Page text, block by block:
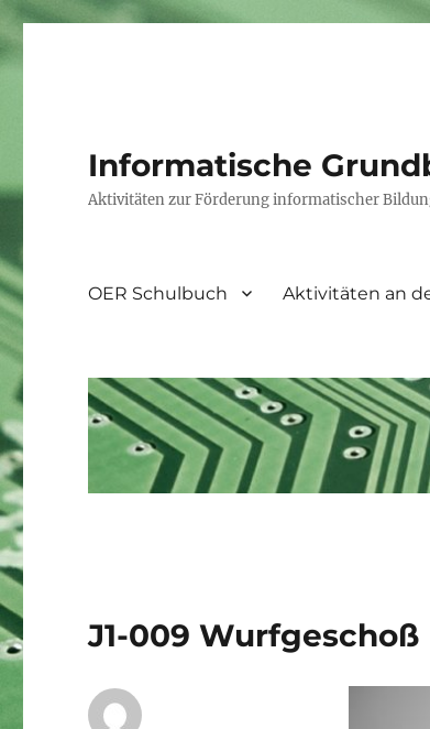
Informatische
Aktivitäten zur Förderung informatischer
OER Schulbuch Aktivitäten an
J1-009 Wurfgeschoß